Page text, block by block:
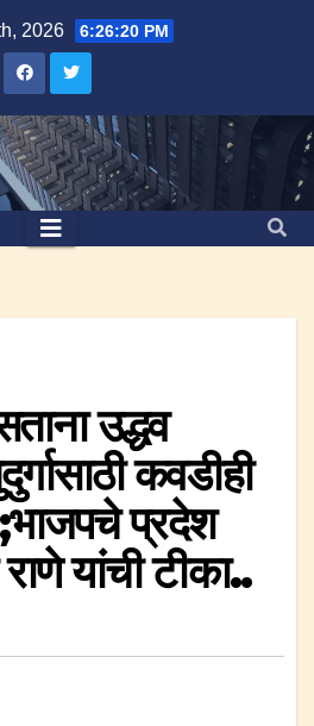
2026 6:26:20 PM
उद्धव
कवडीही
प्रदेश
यांची टीका..